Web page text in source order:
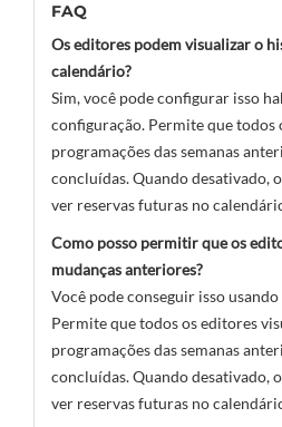
FAQ
Os editores podem visualizar o
calendário?
Sim, você pode configurar isso
configuração. Permite que todos
programações das semanas
concluídas. Quando desativado,
ver reservas futuras no
Como posso permitir que os
mudanças anteriores?
Você pode conseguir isso
Permite que todos os editores
programações das semanas
concluídas. Quando desativado,
ver reservas futuras no